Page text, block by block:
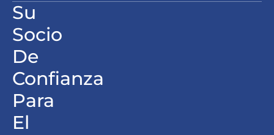
Su
Socio
De
Confianza
Para
El